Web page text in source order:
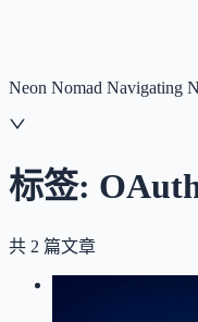
Neon Nomad Navigating
标签:
共 2 篇文章